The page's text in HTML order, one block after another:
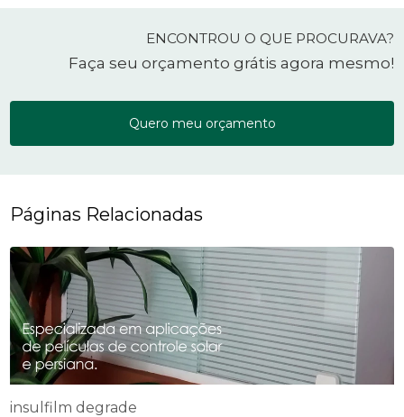
ENCONTROU O QUE PROCURAVA?
Faça seu orçamento grátis agora mesmo!
Quero meu orçamento
Páginas Relacionadas
insulfilm degrade